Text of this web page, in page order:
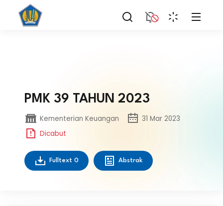
PMK 39 TAHUN 2023
Kementerian Keuangan
31 Mar 2023
Dicabut
Fulltext 0 Abstrak